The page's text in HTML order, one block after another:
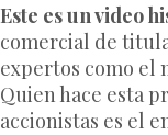
Este es un video
comercial de
expertos como el
Quien hace esta
accionistas es el